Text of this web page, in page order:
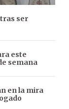
ser
este
semana
en la mira